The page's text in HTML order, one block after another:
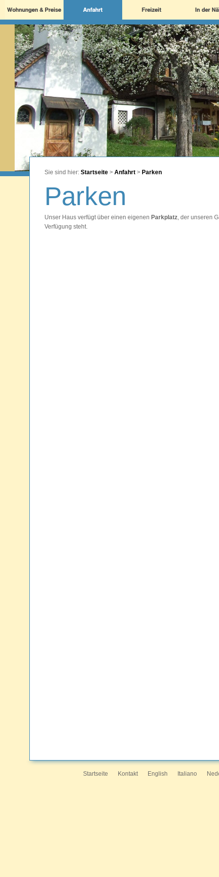
Sie sind hier: Startseite > Anfahrt > Parken
Parken
Unser Haus verfügt über einen eigenen Parkplatz, der unseren
Verfügung steht.
Startseite Kontakt English Italiano